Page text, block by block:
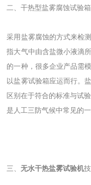
二、干热型盐雾腐蚀试验箱​
采用盐雾腐蚀的方式来检
指大气中由含盐微小液滴
的一种，很多企业产品需
以盐雾试验箱应运而行。
区别在于符合的标准与试
是人工三防气候中常见的一
三、无水干热盐雾试验机